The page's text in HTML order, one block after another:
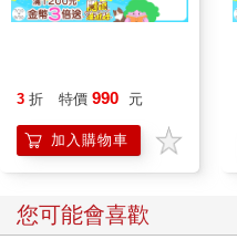
3 折 特價 990 元
加入購物車
您可能會喜歡